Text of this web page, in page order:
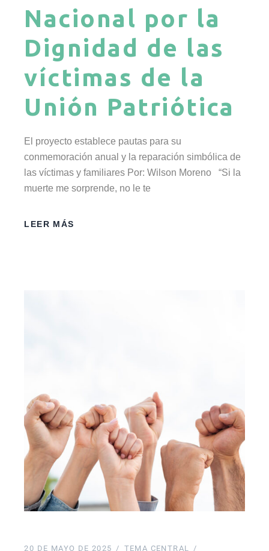
Nacional por la
Dignidad de las
víctimas de la
Unión Patriótica
El proyecto establece pautas para su
conmemoración anual y la reparación simbólica de
las víctimas y familiares Por: Wilson Moreno “Si la
muerte me sorprende, no le te
LEER MÁS
20 DE MAYO DE 2025
TEMA CENTRAL